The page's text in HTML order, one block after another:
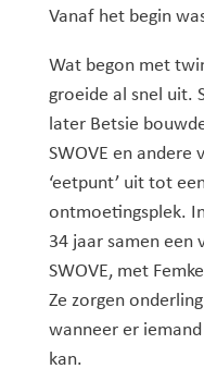
Vanaf het begin
Wat begon met
groeide al snel uit.
later Betsie
SWOVE en andere
‘eetpunt’ uit tot
ontmoetingsplek.
34 jaar samen een
SWOVE, met
Ze zorgen
wanneer er
kan.